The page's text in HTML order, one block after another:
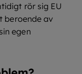
rör sig EU
beroende av
egen